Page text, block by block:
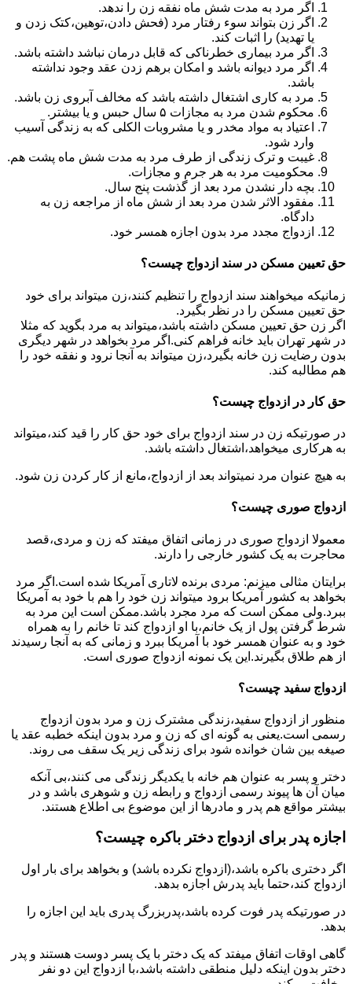
اگر مرد به مدت شش ماه نفقه زن را ندهد.
اگر زن بتواند سوء رفتار مرد (فحش دادن،توهین،کتک زدن و
یا تهدید) را اثبات کند.
اگر مرد بیماری خطرناکی که قابل درمان نباشد داشته باشد.
اگر مرد دیوانه باشد و امکان برهم زدن عقد وجود نداشته
باشد.
مرد به کاری اشتغال داشته باشد که مخالف آبروی زن باشد.
محکوم شدن مرد به مجازات ۵ سال حبس و یا بیشتر.
اعتیاد به مواد مخدر و یا مشروبات الکلی که به زندگی آسیب
وارد شود.
غیبت و ترک زندگی از طرف مرد به مدت شش ماه پشت هم.
محکومیت مرد به هر جرم و مجازات.
بچه دار نشدن مرد بعد از گذشت پنج سال.
مفقود الاثر شدن مرد بعد از شش ماه از مراجعه زن به
دادگاه.
ازدواج مجدد مرد بدون اجازه همسر خود.
حق تعیین مسکن در سند ازدواج چیست؟
زمانیکه میخواهند سند ازدواج را تنظیم کنند،زن میتواند برای خود
حق تعیین مسکن را در نظر بگیرد.
اگر زن حق تعیین مسکن داشته باشد،میتواند به مرد بگوید که مثلا
در شهر تهران باید خانه فراهم کنی.اگر مرد بخواهد در شهر دیگری
بدون رضایت زن خانه بگیرد،زن میتواند به آنجا نرود و نفقه خود را
هم مطالبه کند.
حق کار در ازدواج چیست؟
در صورتیکه زن در سند ازدواج برای خود حق کار را قید کند،میتواند
به هرکاری میخواهد،اشتغال داشته باشد.
به هیچ عنوان مرد نمیتواند بعد از ازدواج،مانع از کار کردن زن شود.
ازدواج صوری چیست؟
معمولا ازدواج صوری در زمانی اتفاق میفتد که زن و مردی،قصد
محاجرت به یک کشور خارجی را دارند.
برایتان مثالی میزنم: مردی برنده لاتاری آمریکا شده است.اگر مرد
بخواهد به کشور آمریکا برود میتواند زن خود را هم با خود به آمریکا
ببرد.ولی ممکن است که مرد مجرد باشد.ممکن است این مرد به
شرط گرفتن پول از یک خانم،با او ازدواج کند تا خانم را به همراه
خود و به عنوان همسر خود با آمریکا ببرد و زمانی که به آنجا رسیدند
از هم طلاق بگیرند.این یک نمونه ازدواج صوری است.
ازدواج سفید چیست؟
منظور از ازدواج سفید،زندگی مشترک زن و مرد بدون ازدواج
رسمی است.یعنی به گونه ای که زن و مرد بدون اینکه خطبه عقد یا
صیغه بین شان خوانده شود برای زندگی زیر یک سقف می روند.
دختر و پسر به عنوان هم خانه با یکدیگر زندگی می کنند،بی آنکه
میان آن ها پیوند رسمی ازدواج و رابطه زن و شوهری باشد و در
بیشتر مواقع هم پدر و مادرها از این موضوع بی اطلاع هستند.
اجازه پدر برای ازدواج دختر باکره چیست؟
اگر دختری باکره باشد،(ازدواج نکرده باشد) و بخواهد برای بار اول
ازدواج کند،حتما باید پدرش اجازه بدهد.
در صورتیکه پدر فوت کرده باشد،پدربزرگ پدری باید این اجازه را
بدهد.
گاهی اوقات اتفاق میفتد که یک دختر با یک پسر دوست هستند و پدر
دختر بدون اینکه دلیل منطقی داشته باشد،با ازدواج این دو نفر